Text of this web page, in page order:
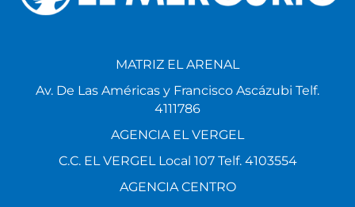
MATRIZ EL ARENAL
Av. De Las Américas y Francisco Ascázubi Telf.
4111786
AGENCIA EL VERGEL
C.C. EL VERGEL Local 107 Telf. 4103554
AGENCIA CENTRO